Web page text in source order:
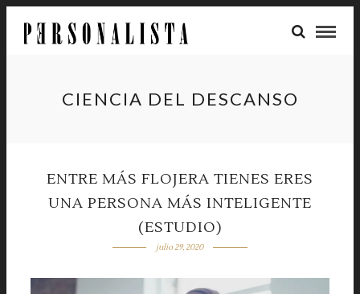
CIENCIA DEL DESCANSO
ENTRE MÁS FLOJERA TIENES ERES
UNA PERSONA MÁS INTELIGENTE
(ESTUDIO)
julio 29, 2020